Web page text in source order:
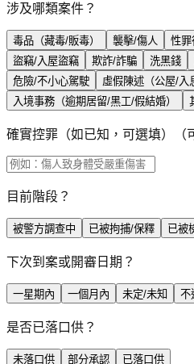
涉及哪類案件？
毒品（藏毒/販毒） 襲擊/傷人
性罪
盜竊/入屋盜竊
欺詐/詐騙 洗黑錢
危險/不小心駕駛
虛假陳述（公屋/入
入境事務（逾期居留/黑工/假結婚）
確實控罪（如已知，可選填） （
目前階段？
被警方調查中 已被拘捕/保釋 已被
下次到案或開審日期？
一星期內 一個月內 未定/未知 不
是否已落口供？
未落口供 部分承認 已落口供